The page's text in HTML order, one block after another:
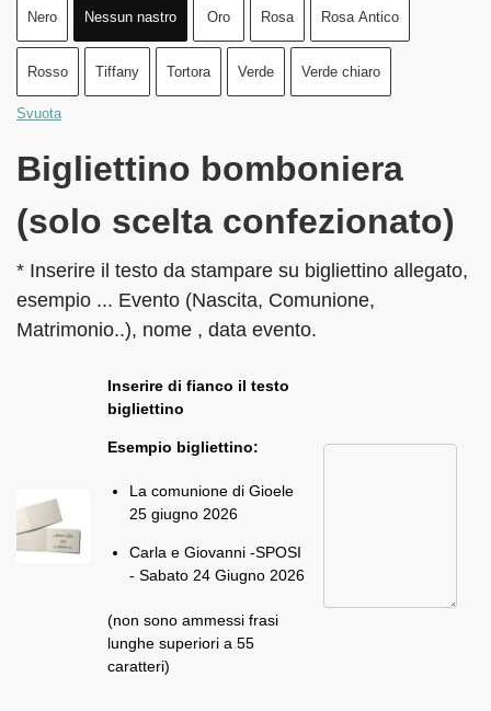
Nero Nessun nastro Oro Rosa Rosa Antico
Rosso Tiffany Tortora Verde Verde chiaro
Svuota
Bigliettino bomboniera
(solo scelta confezionato)
* Inserire il testo da stampare su bigliettino allegato,
esempio ... Evento (Nascita, Comunione,
Matrimonio..), nome , data evento.
Inserire di fianco il testo
bigliettino
Esempio bigliettino:
La comunione di Gioele
25 giugno 2026
Carla e Giovanni -SPOSI
- Sabato 24 Giugno 2026
(non sono ammessi frasi
lunghe superiori a 55
caratteri)